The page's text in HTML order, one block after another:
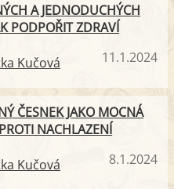
A JEDNODUCHÝCH
PODPOŘIT ZDRAVÍ
Kučová 11.1.2024
ČESNEK JAKO MOCNÁ
NACHLAZENÍ
Kučová 8.1.2024